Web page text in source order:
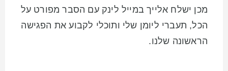
מכן ישלח אלייך במייל לינק עם הסבר מפורט על
הכל, תעברי ליומן שלי ותוכלי לקבוע את הפגישה
הראשונה שלנו.